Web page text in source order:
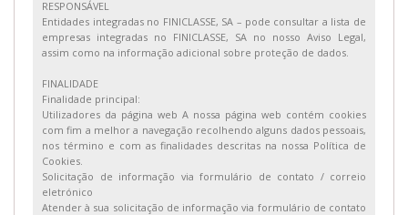
RESPONSÁVEL
Entidades integradas no FINICLASSE, SA – pode consultar a lista de
empresas integradas no FINICLASSE, SA no nosso Aviso Legal,
assim como na informação adicional sobre proteção de dados.
FINALIDADE
Finalidade principal:
Utilizadores da página web A nossa página web contém cookies
com fim a melhor a navegação recolhendo alguns dados pessoais,
nos término e com as finalidades descritas na nossa Política de
Cookies.
Solicitação de informação via formulário de contato / correio
eletrónico
Atender à sua solicitação de informação via formulário de contato